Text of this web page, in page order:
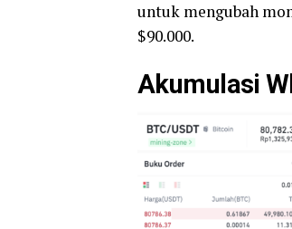
untuk mengubah
$90.000.
Akumulasi